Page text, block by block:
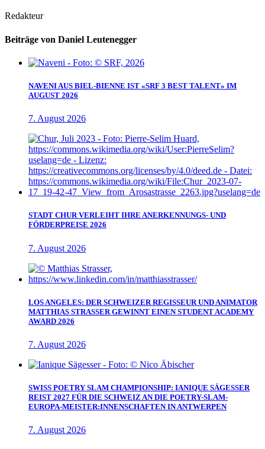
Redakteur
Beiträge von Daniel Leutenegger
NAVENI AUS BIEL-BIENNE IST «SRF 3 BEST TALENT» IM
AUGUST 2026
7. August 2026
STADT CHUR VERLEIHT IHRE ANERKENNUNGS- UND
FÖRDERPREISE 2026
7. August 2026
LOS ANGELES: DER SCHWEIZER REGISSEUR UND ANIMATOR
MATTHIAS STRASSER GEWINNT EINEN STUDENT ACADEMY
AWARD 2026
7. August 2026
SWISS POETRY SLAM CHAMPIONSHIP: IANIQUE SÄGESSER
REIST 2027 FÜR DIE SCHWEIZ AN DIE POETRY-SLAM-
EUROPA-MEISTER:INNENSCHAFTEN IN ANTWERPEN
7. August 2026